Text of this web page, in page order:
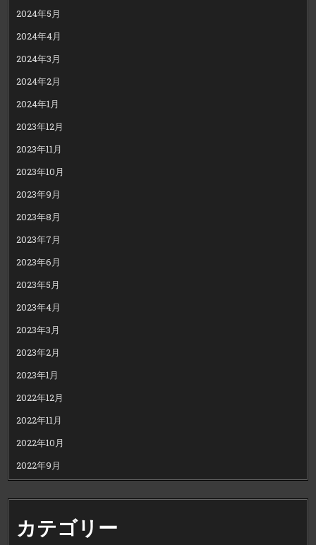
2024年5月
2024年4月
2024年3月
2024年2月
2024年1月
2023年12月
2023年11月
2023年10月
2023年9月
2023年8月
2023年7月
2023年6月
2023年5月
2023年4月
2023年3月
2023年2月
2023年1月
2022年12月
2022年11月
2022年10月
2022年9月
カテゴリー